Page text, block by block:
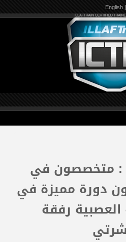
| English
: متخصصون في
دورة مميزة في
العصبية رفقة